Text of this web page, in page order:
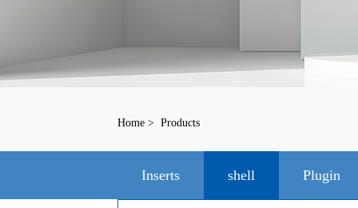
Home> Products
Inserts shell Plugin